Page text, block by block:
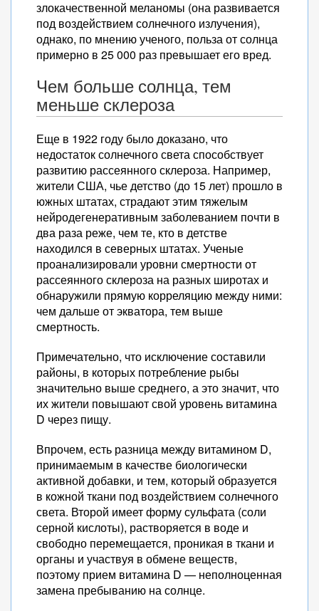
злокачественной меланомы (она развивается
под воздействием солнечного излучения),
однако, по мнению ученого, польза от солнца
примерно в 25 000 раз превышает его вред.
Чем больше солнца, тем
меньше склероза
Еще в 1922 году было доказано, что
недостаток солнечного света способствует
развитию рассеянного склероза. Например,
жители США, чье детство (до 15 лет) прошло в
южных штатах, страдают этим тяжелым
нейродегенеративным заболеванием почти в
два раза реже, чем те, кто в детстве
находился в северных штатах. Ученые
проанализировали уровни смертности от
рассеянного склероза на разных широтах и
обнаружили прямую корреляцию между ними:
чем дальше от экватора, тем выше
смертность.
Примечательно, что исключение составили
районы, в которых потребление рыбы
значительно выше среднего, а это значит, что
их жители повышают свой уровень витамина
D через пищу.
Впрочем, есть разница между витамином D,
принимаемым в качестве биологически
активной добавки, и тем, который образуется
в кожной ткани под воздействием солнечного
света. Второй имеет форму сульфата (соли
серной кислоты), растворяется в воде и
свободно перемещается, проникая в ткани и
органы и участвуя в обмене веществ,
поэтому прием витамина D — неполноценная
замена пребыванию на солнце.